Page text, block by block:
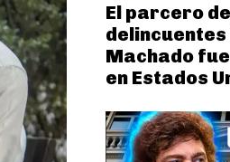
El parcero
Machado
en Estados